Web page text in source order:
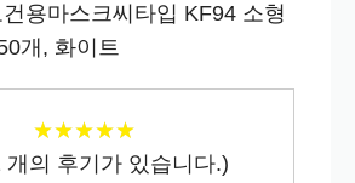
용마스크씨타입 KF94 소형
개, 화이트
★★★★★
★★★★★
개의 후기가 있습니다.)